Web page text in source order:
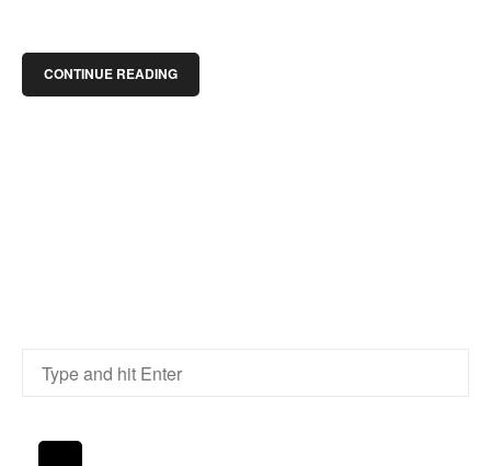
CONTINUE READING